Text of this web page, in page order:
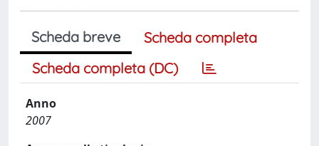
Scheda breve
Scheda completa
Scheda completa (DC)
Anno
2007